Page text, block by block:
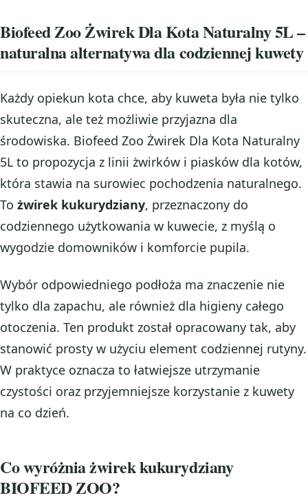
Biofeed Zoo Żwirek Dla Kota Naturalny 5L –
naturalna alternatywa dla codziennej kuwety
Każdy opiekun kota chce, aby kuweta była nie tylko
skuteczna, ale też możliwie przyjazna dla
środowiska. Biofeed Zoo Żwirek Dla Kota Naturalny
5L to propozycja z linii żwirków i piasków dla kotów,
która stawia na surowiec pochodzenia naturalnego.
To żwirek kukurydziany, przeznaczony do
codziennego użytkowania w kuwecie, z myślą o
wygodzie domowników i komforcie pupila.
Wybór odpowiedniego podłoża ma znaczenie nie
tylko dla zapachu, ale również dla higieny całego
otoczenia. Ten produkt został opracowany tak, aby
stanowić prosty w użyciu element codziennej rutyny.
W praktyce oznacza to łatwiejsze utrzymanie
czystości oraz przyjemniejsze korzystanie z kuwety
na co dzień.
Co wyróżnia żwirek kukurydziany
BIOFEED ZOO?